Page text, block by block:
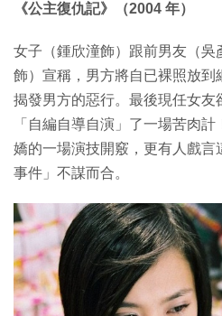
《公主復仇記》（2004 年）
女子（鍾欣潼飾）跟前男友（吳
飾）宣稱，男方將自已裸照放到
揭發男方的惡行。最後現任女友
「自編自導自演」了一場苦肉
嬌的一場演技開竅，更有人戲言
事件」不謀而合。